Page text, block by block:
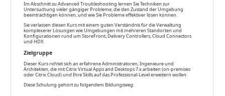
Im Abschnitt zu Advanced Troubleshooting lernen Sie Techniken zur
Untersuchung vieler gängiger Probleme, die den Zustand der Umgebung
beeinträchtigen können, und wie Sie Probleme effektiver lösen können.
Sie verlassen diesen Kurs mit einem guten Verständnis für die Verwaltung
komplexerer Lösungen wie Umgebungen mit mehreren Standorten und
Konfigurationen rund um StoreFront, Delivery Controllers, Cloud Connectors
und HDX.
Zielgruppe
Dieser Kurs richtet sich an erfahrene Administratoren, Ingenieure und
Architekten, die mit Citrix Virtual Apps and Desktops 7.x arbeiten (on-premises
oder Citrix Cloud) und Ihre Skills auf das Professional-Level erweitern wollen.
Diese Schulung gehört zu folgendem Bildungsweg: